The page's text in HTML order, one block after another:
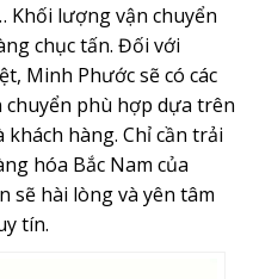
Khối lượng vận chuyển
chục tấn. Đối với
Minh Phước sẽ có các
phù hợp dựa trên
hàng. Chỉ cần trải
hóa Bắc Nam của
sẽ hài lòng và yên tâm
tín.